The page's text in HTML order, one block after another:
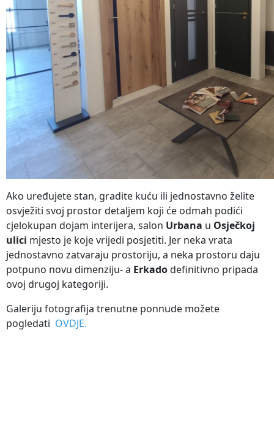
Ako uređujete stan, gradite kuću ili jednostavno želite
osvježiti svoj prostor detaljem koji će odmah podići
cjelokupan dojam interijera, salon Urbana u Osječkoj
ulici mjesto je koje vrijedi posjetiti. Jer neka vrata
jednostavno zatvaraju prostoriju, a neka prostoru daju
potpuno novu dimenziju- a Erkadodefinitivno pripada
ovoj drugoj kategoriji.
Galeriju fotografija trenutne ponnude možete
pogledati OVDJE.